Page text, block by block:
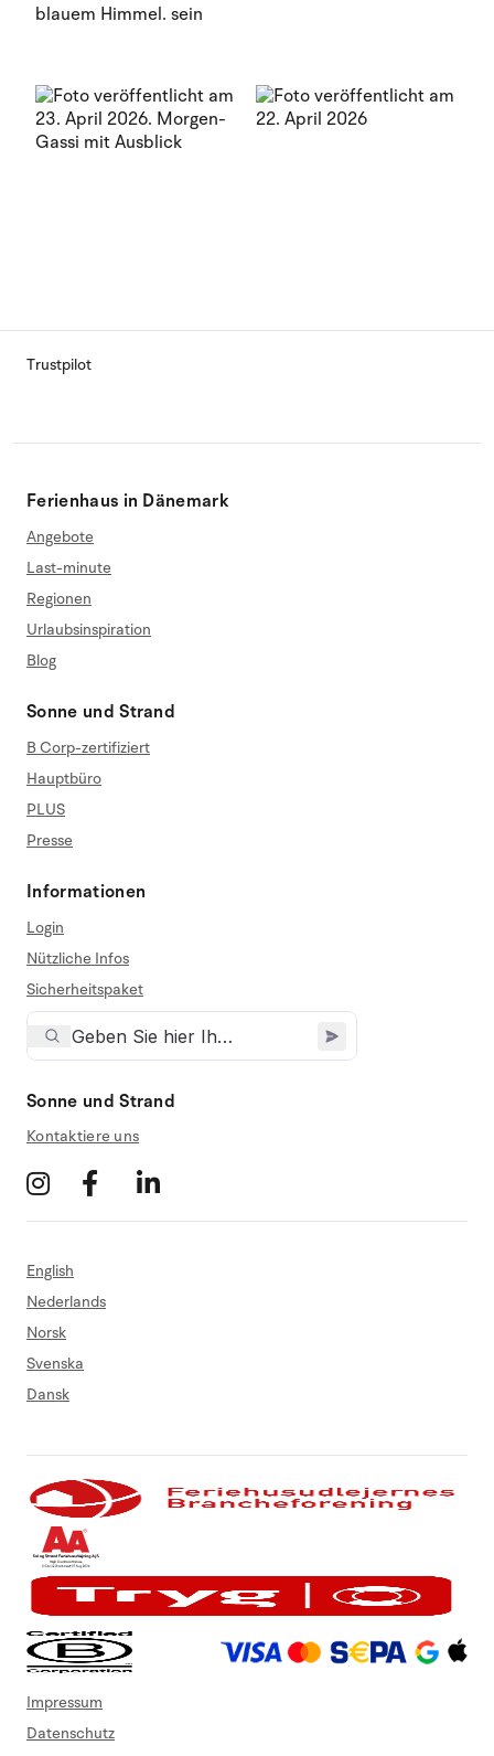
Trustpilot
Ferienhaus in Dänemark
Angebote
Last-minute
Regionen
Urlaubsinspiration
Blog
Sonne und Strand
B Corp-zertifiziert
Hauptbüro
PLUS
Presse
Informationen
Login
Nützliche Infos
Sicherheitspaket
Sonne und Strand
Kontaktiere uns
English
Nederlands
Norsk
Svenska
Dansk
Impressum
Datenschutz